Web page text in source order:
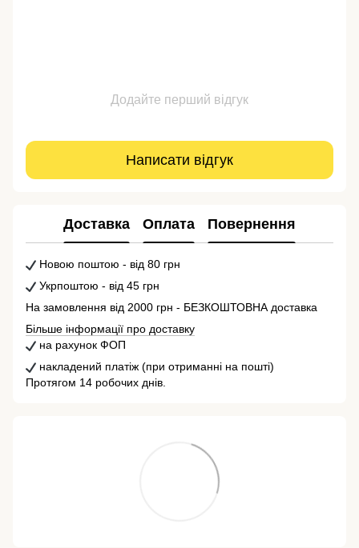
Додайте перший відгук
Написати відгук
Доставка Оплата Повернення
Новою поштою - від 80 грн
Укрпоштою - від 45 грн
На замовлення від 2000 грн - БЕЗКОШТОВНА доставка
Більше інформації про доставку
на рахунок ФОП
накладений платіж (при отриманні на пошті)
Протягом 14 робочих днів.